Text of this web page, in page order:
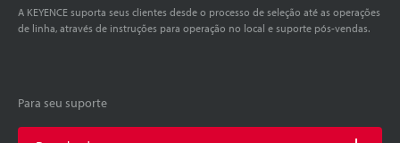
A KEYENCE suporta seus clientes desde o processo de seleção até as operações
de linha, através de instruções para operação no local e suporte pós-vendas.
Para seu suporte